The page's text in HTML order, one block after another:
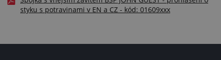
styku s potravinami v EN a CZ - kód: 01609xxx